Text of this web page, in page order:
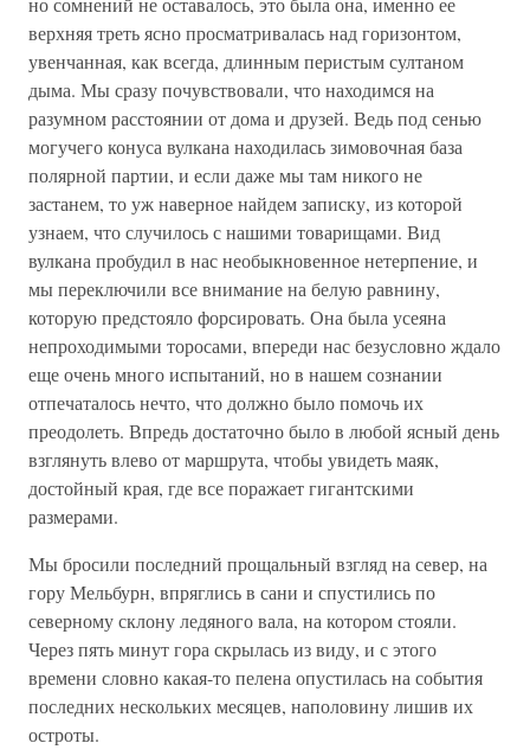
верхняя треть ясно просматривалась над горизонтом,
увенчанная, как всегда, длинным перистым султаном
дыма. Мы сразу почувствовали, что находимся на
разумном расстоянии от дома и друзей. Ведь под сенью
могучего конуса вулкана находилась зимовочная база
полярной партии, и если даже мы там никого не
застанем, то уж наверное найдем записку, из которой
узнаем, что случилось с нашими товарищами. Вид
вулкана пробудил в нас необыкновенное нетерпение, и
мы переключили все внимание на белую равнину,
которую предстояло форсировать. Она была усеяна
непроходимыми торосами, впереди нас безусловно ждало
еще очень много испытаний, но в нашем сознании
отпечаталось нечто, что должно было помочь их
преодолеть. Впредь достаточно было в любой ясный день
взглянуть влево от маршрута, чтобы увидеть маяк,
достойный края, где все поражает гигантскими
размерами.
Мы бросили последний прощальный взгляд на север, на
гору Мельбурн, впряглись в сани и спустились по
северному склону ледяного вала, на котором стояли.
Через пять минут гора скрылась из виду, и с этого
времени словно какая-то пелена опустилась на события
последних нескольких месяцев, наполовину лишив их
остроты.